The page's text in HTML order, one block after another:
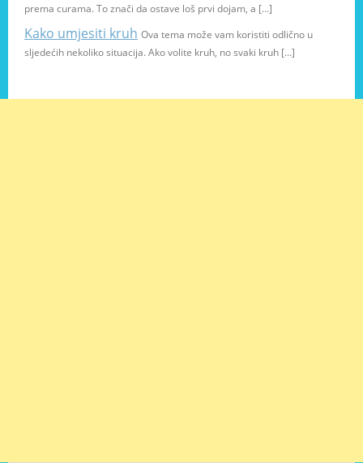
prema curama. To znači da ostave loš prvi dojam, a […]
Kako umjesiti kruh Ova tema može vam koristiti odlično u
sljedećih nekoliko situacija. Ako volite kruh, no svaki kruh […]